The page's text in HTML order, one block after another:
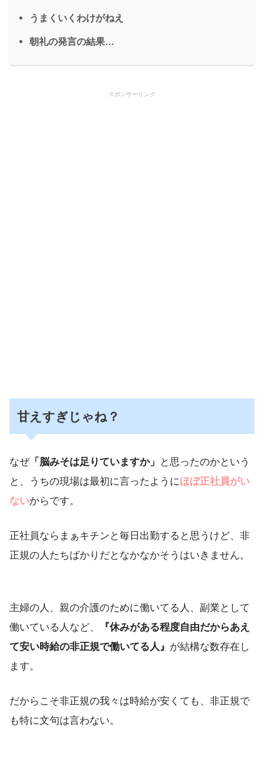
うまくいくわけがねえ
朝礼の発言の結果…
スポンサーリンク
甘えすぎ じゃね？
なぜ「脳みそは足りていますか」 と思ったのかという
と、うちの現場は最初に言ったようにほぼ正社員がい
ないからです。
正社員ならまぁキチンと毎日出勤すると思うけど、非
正規の人たちばかりだとなかなかそうはいきません。
主婦の人、親の介護のために働いてる人、副業として
働いている人など、
『休みがある程度自由だからあえ
て安い時給の非正規で働いてる人』 が結構な数存在し
ます。
だからこそ非正規の我々は時給が安くても、非正規で
も特に文句は言わない。